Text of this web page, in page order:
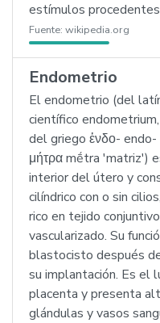
estímulos
Fuente: wikipedia.org
Endometrio
El endometrio (del
científico
del griego ἐνδο-
μήτρα mḗtra 'matriz')
interior del útero y
cilíndrico con o sin
rico en tejido
vascularizado. Su
blastocisto después
su implantación. Es el
placenta y presenta
glándulas y vasos